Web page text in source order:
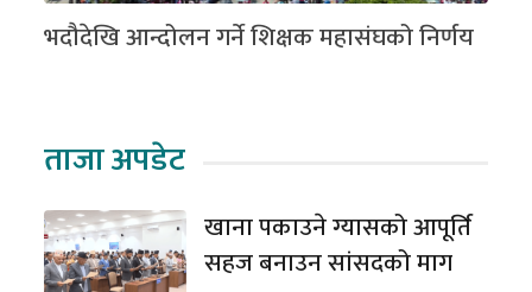
भदौदेखि आन्दोलन गर्ने शिक्षक महासंघको निर्णय
ताजा अपडेट
खाना पकाउने ग्यासको आपूर्ति
सहज बनाउन सांसदको माग